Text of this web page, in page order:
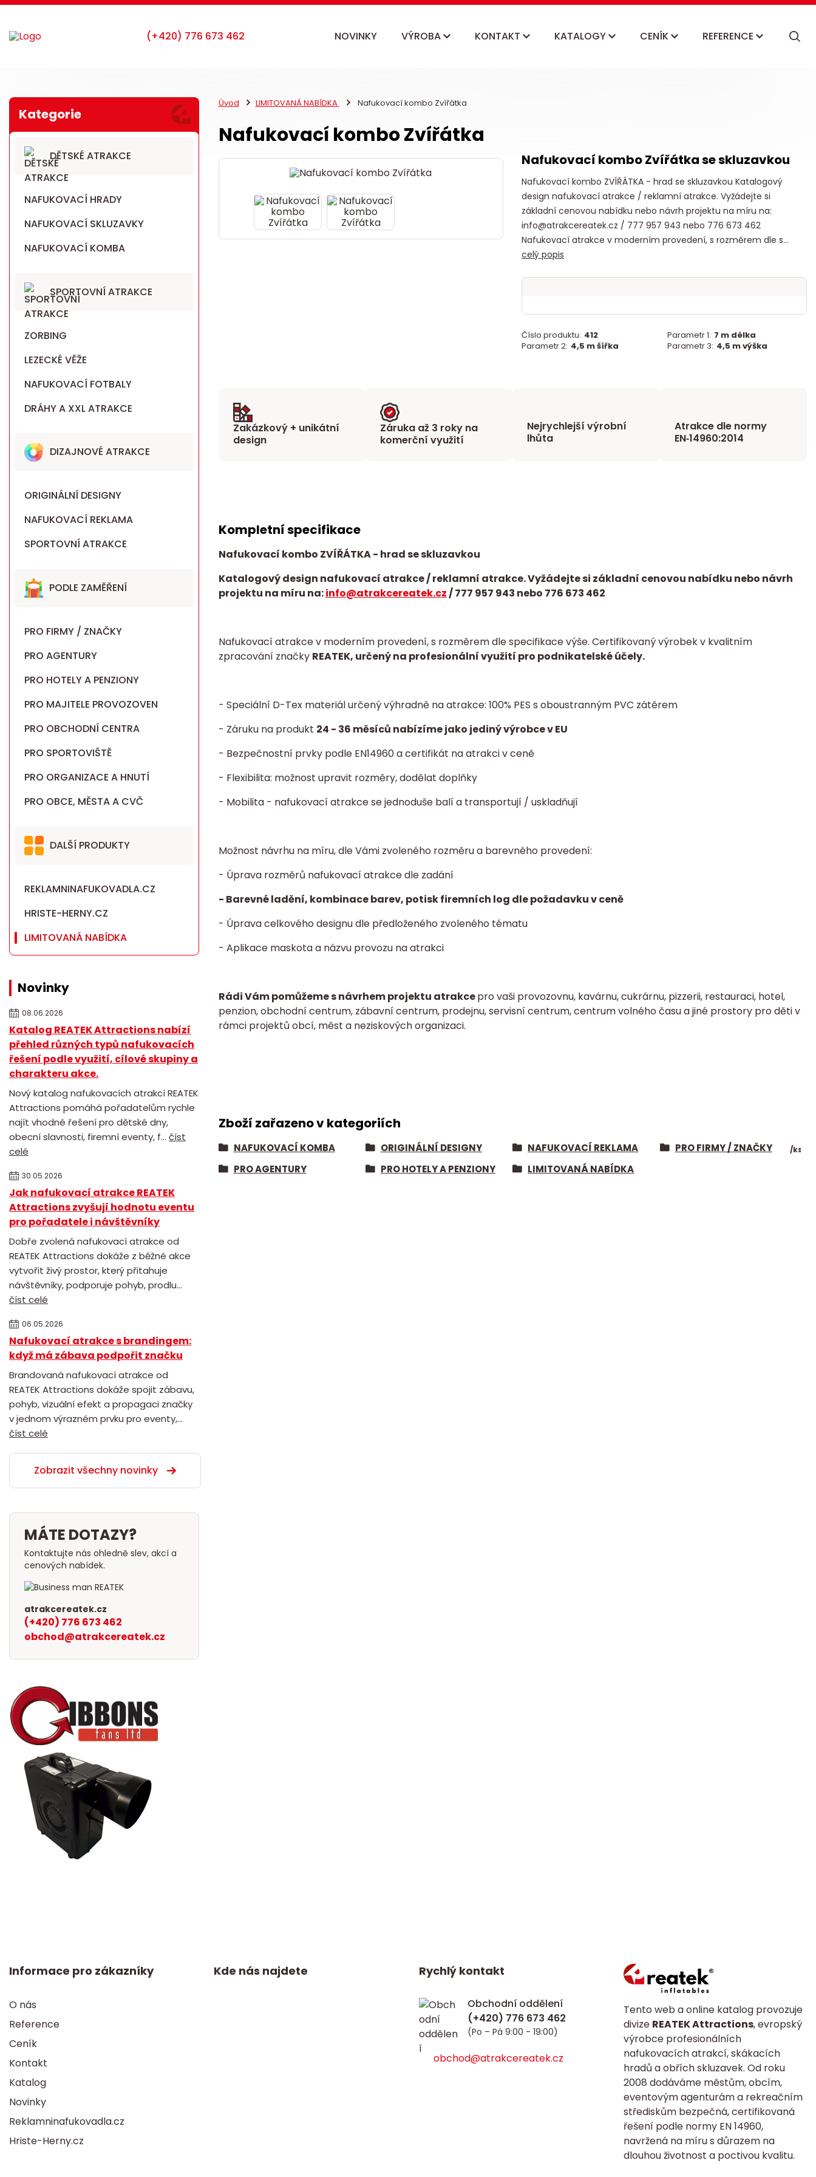
NOVINKY VÝROBA KONTAKT KATALOGY CENÍK REFERENCE
DĚTSKÉ ATRAKCE
NAFUKOVACÍ HRADY
NAFUKOVACÍ SKLUZAVKY
NAFUKOVACÍ KOMBA
SPORTOVNÍ ATRAKCE
ZORBING
LEZECKÉ VĚŽE
NAFUKOVACÍ FOTBALY
DRÁHY A XXL ATRAKCE
DIZAJNOVÉ ATRAKCE
ORIGINÁLNÍ DESIGNY
NAFUKOVACÍ REKLAMA
SPORTOVNÍ ATRAKCE
PODLE ZAMĚŘENÍ
PRO FIRMY / ZNAČKY
PRO AGENTURY
PRO HOTELY A PENZIONY
PRO MAJITELE PROVOZOVEN
PRO OBCHODNÍ CENTRA
PRO SPORTOVIŠTĚ
PRO ORGANIZACE A HNUTÍ
PRO OBCE, MĚSTA A CVČ
DALŠÍ PRODUKTY
REKLAMNINAFUKOVADLA.CZ
HRISTE-HERNY.CZ
LIMITOVANÁ NABÍDKA
Novinky
08.06.2026
Katalog REATEK Attractions nabízí
přehled různých typů nafukovacích
řešení podle využití, cílové skupiny a
charakteru akce.
Nový katalog nafukovacích atrakcí REATEK
Attractions pomáhá pořadatelům rychle
najít vhodné řešení pro dětské dny,
obecní slavnosti, firemní eventy, f... číst
celé
30.05.2026
Jak nafukovací atrakce REATEK
Attractions zvyšují hodnotu eventu
pro pořadatele i návštěvníky
Dobře zvolená nafukovací atrakce od
REATEK Attractions dokáže z běžné akce
vytvořit živý prostor, který přitahuje
návštěvníky, podporuje pohyb, prodlu...
číst celé
06.05.2026
Nafukovací atrakce s brandingem:
když má zábava podpořit značku
Brandovaná nafukovací atrakce od
REATEK Attractions dokáže spojit zábavu,
pohyb, vizuální efekt a propagaci značky
v jednom výrazném prvku pro eventy,...
číst celé
Zobrazit všechny novinky
MÁTE DOTAZY?
Kontaktujte nás ohledně slev, akcí a
cenových nabídek.
atrakcereatek.cz
(+420) 776 673 462
obchod@atrakcereatek.cz
Úvod LIMITOVANÁ NABÍDKA Nafukovací kombo Zvířátka
Nafukovací kombo Zvířátka
Nafukovací kombo Zvířátka se skluzavkou
Nafukovací kombo ZVÍŘÁTKA - hrad se skluzavkou Katalogový
design nafukovací atrakce / reklamní atrakce. Vyžádejte si
základní cenovou nabídku nebo návrh projektu na míru na:
info@atrakcereatek.cz / 777 957 943 nebo 776 673 462
Nafukovací atrakce v moderním provedení, s rozměrem dle s...
celý popis
/ks
Číslo produktu: 412 Parametr 1: 7 m délka
Parametr 2: 4,5 m šířka Parametr 3: 4,5 m výška
Zakázkový + unikátní
design
Záruka až 3 roky na
komerční využití
Nejrychlejší výrobní
lhůta
Atrakce dle normy
EN‑14960:2014
Kompletní specifikace
Nafukovací kombo ZVÍŘÁTKA- hrad se skluzavkou
Katalogový design nafukovací atrakce / reklamní atrakce. Vyžádejte si základní cenovou nabídku nebo návrh
projektu na míru na:info@atrakcereatek.cz/777 957 943 nebo 776 673 462
Nafukovací atrakce v moderním provedení, s rozměrem dle specifikace výše. Certifikovaný výrobek v kvalitním
zpracování značky REATEK, určený na profesionální využití pro podnikatelské účely.
- Speciální D-Tex materiál určený výhradně na atrakce: 100% PES s oboustranným PVC zátěrem
- Záruku na produkt 24 - 36 měsíců nabízíme jako jediný výrobce v EU
- Bezpečnostní prvky podle EN14960 a certifikát na atrakci v ceně
- Flexibilita: možnost upravit rozměry, dodělat doplňky
- Mobilita - nafukovací atrakce se jednoduše balí a transportují / uskladňují
Možnost návrhu na míru, dle Vámi zvoleného rozměru a barevného provedení:
- Úprava rozměrů nafukovací atrakce dle zadání
- Barevné ladění, kombinace barev, potisk firemních log dle požadavku v ceně
- Úprava celkového designu dle předloženého zvoleného tématu
- Aplikace maskota a názvu provozu na atrakci
Rádi Vám pomůžeme s návrhem projektu atrakcepro vaši provozovnu, kavárnu, cukrárnu, pizzerii, restauraci, hotel,
penzion, obchodní centrum, zábavní centrum, prodejnu, servisní centrum, centrum volného času a jiné prostory pro děti v
rámci projektů obcí, měst a neziskových organizaci.
Zboží zařazeno v kategoriích
NAFUKOVACÍ KOMBA ORIGINÁLNÍ DESIGNY NAFUKOVACÍ REKLAMA
PRO FIRMY / ZNAČKY
PRO AGENTURY
PRO HOTELY A PENZIONY LIMITOVANÁ NABÍDKA
Informace pro zákazníky
O nás
Reference
Ceník
Kontakt
Katalog
Novinky
Reklamninafukovadla.cz
Hriste-Herny.cz
Kde nás najdete
Tento web a online katalog provozuje
divize REATEK Attractions, evropský
výrobce profesionálních
nafukovacích atrakcí, skákacích
hradů a obřích skluzavek. Od roku
2008 dodáváme městům, obcím,
eventovým agenturám a rekreačním
střediskům bezpečná, certifikovaná
řešení podle normy EN 14960,
navržená na míru s důrazem na
dlouhou životnost a poctivou kvalitu.
Rychlý kontakt
Obchodní oddělení
(Po – Pá 9:00 - 19:00)
obchod@atrakcereatek.cz